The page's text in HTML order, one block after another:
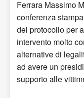
Ferrara Massimo
conferenza
del protocollo per
intervento molto
alternative di
ad avere un
supporto alle